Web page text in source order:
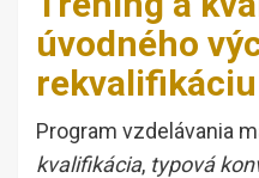
úvodného
rekvalifikáciu
Program vzdelávania
kvalifikácia, typová